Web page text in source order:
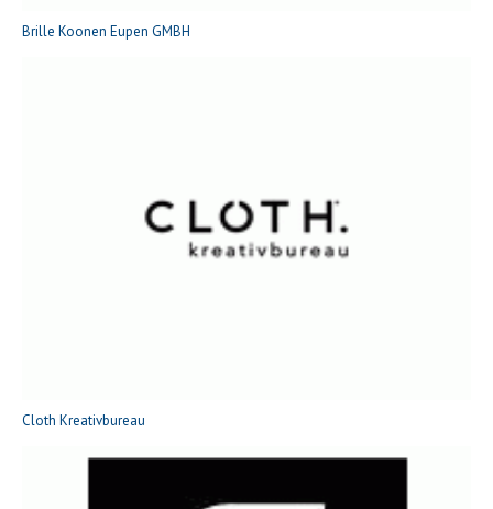
Brille Koonen Eupen GMBH
Cloth Kreativbureau